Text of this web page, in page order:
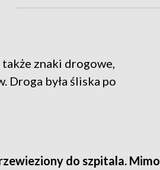
znaki drogowe,
Droga była śliska po
do szpitala. Mimo